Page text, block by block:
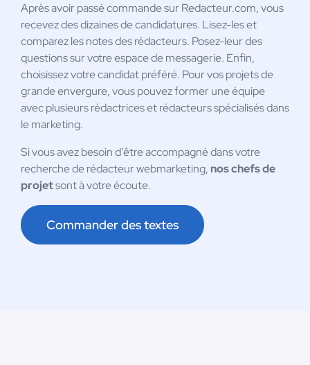
Après avoir passé commande sur Redacteur.com, vous
recevez des dizaines de candidatures. Lisez-les et
comparez les notes des rédacteurs. Posez-leur des
questions sur votre espace de messagerie. Enfin,
choisissez votre candidat préféré. Pour vos projets de
grande envergure, vous pouvez former une équipe
avec plusieurs rédactrices et rédacteurs spécialisés dans
le marketing.
Si vous avez besoin d'être accompagné dans votre
recherche de rédacteur webmarketing, nos chefs de
projetsont à votre écoute.
Commander des textes